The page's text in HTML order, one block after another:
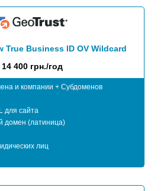
True Business ID OV Wildcard
14 400 грн./год
и компании + Субдоменов
для сайта
домен (латиница)
лиц